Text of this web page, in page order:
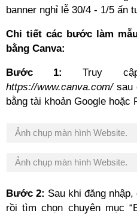
banner nghỉ lễ 30/4 - 1/5 ấn
Chi tiết các bước làm
bằng Canva:
Bước 1:
Truy
https://www.canva.com/sau
bằng tài khoản Google hoặc
Ảnh chụp màn hình Website.
Ảnh chụp màn hình Website.
Bước 2: Sau khi đăng nhập,
rồi tìm chọn chuyên mục